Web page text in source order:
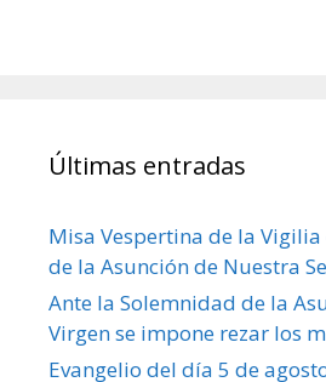
Últimas entradas
Misa Vespertina de la
de la Asunción de Nuestra
Ante la Solemnidad de la
Virgen se impone rezar los
Evangelio del día 5 de